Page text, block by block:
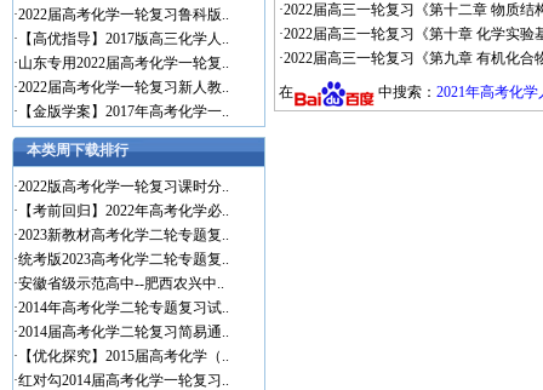
·2022届高考化学一轮复习鲁科版..
· 【高优指导】2017版高三化学人..
·山东专用2022届高考化学一轮复..
·2022届高考化学一轮复习新人教..
· 【金版学案】2017年高考化学一..
本类周下载排行
·2022版高考化学一轮复习课时分..
· 【考前回归】2022年高考化学必..
·2023新教材高考化学二轮专题复..
·统考版2023高考化学二轮专题复..
·安徽省级示范高中--肥西农兴中..
·2014年高考化学二轮专题复习试..
·2014届高考化学二轮复习简易通..
· 【优化探究】2015届高考化学（..
·红对勾2014届高考化学一轮复习..
·2022届高三一轮复习《第十二章 物质
·2022届高三一轮复习《第十章 化学实
·2022届高三一轮复习《第九章 有机化
在
中搜索： 2021年高考化